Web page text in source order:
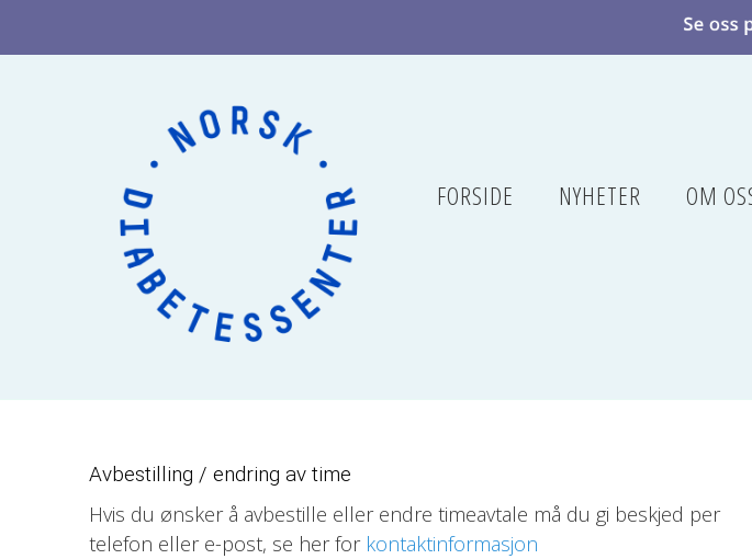
FORSIDE NYHETER OM
Avbestilling / endring av time
Hvis du ønsker å avbestille eller endre timeavtale må du gi beskjed per
telefon eller e-post, se her for kontaktinformasjon